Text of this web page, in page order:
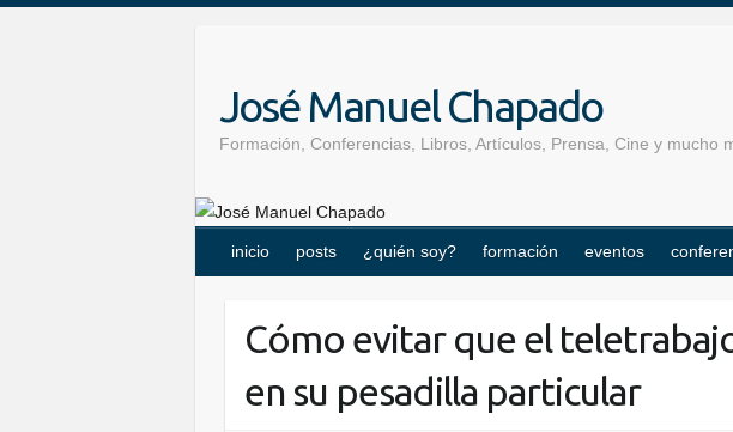
José Manuel Chapado
Formación, Conferencias, Libros, Artículos, Prensa, Cine y mucho
inicio posts ¿quién soy? formación eventos
Cómo evitar que el
en su pesadilla particular